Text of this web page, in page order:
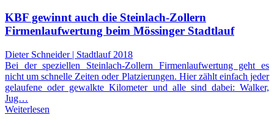
KBF gewinnt auch die Steinlach-Zollern
Firmenlaufwertung beim Mössinger Stadtlauf
Dieter Schneider | Stadtlauf 2018
Bei der speziellen Steinlach-Zollern Firmenlaufwertung geht es
nicht um schnelle Zeiten oder Platzierungen. Hier zählt einfach jeder
gelaufene oder gewalkte Kilometer und alle sind dabei: Walker,
Jug…
Weiterlesen